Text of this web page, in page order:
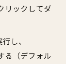
リックしてダ
し、
る（デフォル